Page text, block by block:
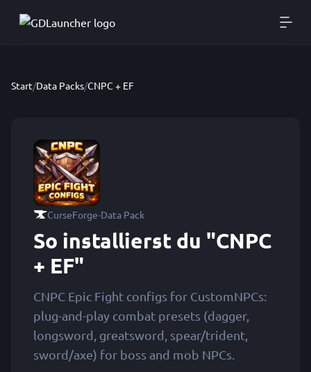
Start/Data Packs/CNPC + EF
CurseForge·Data Pack
So installierst du "CNPC
+ EF"
CNPC Epic Fight configs for CustomNPCs:
plug-and-play combat presets (dagger,
longsword, greatsword, spear/trident,
sword/axe) for boss and mob NPCs.